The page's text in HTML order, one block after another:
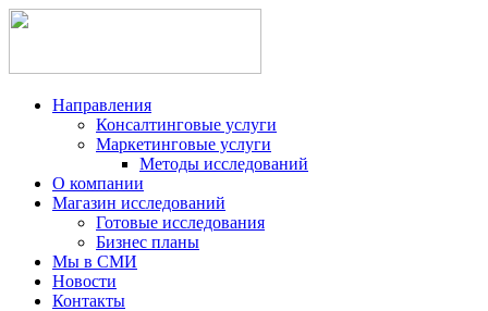
Направления
Консалтинговые услуги
Маркетинговые услуги
Методы исследований
О компании
Магазин исследований
Готовые исследования
Бизнес планы
Мы в СМИ
Новости
Контакты